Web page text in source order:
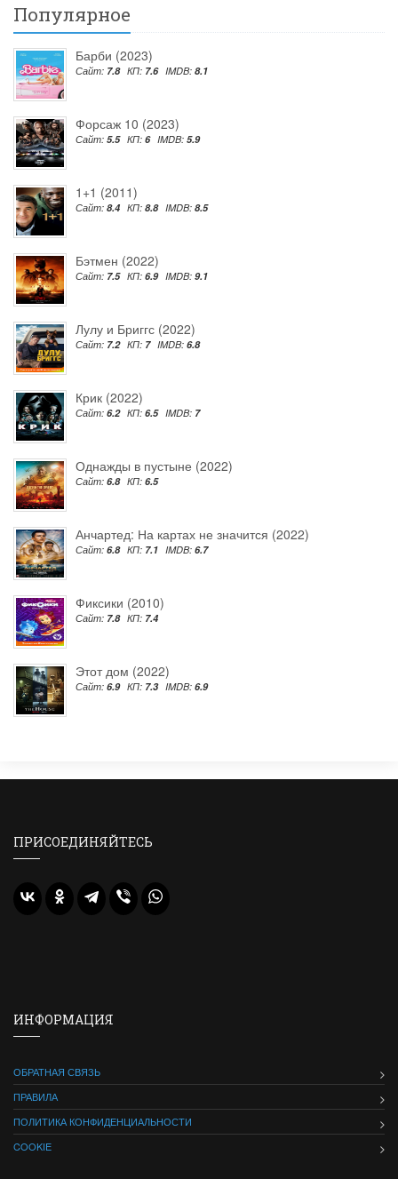
Популярное
Барби (2023)
Сайт: 7.8 КП: 7.6 IMDB: 8.1
Форсаж 10 (2023)
Сайт: 5.5 КП: 6 IMDB: 5.9
1+1 (2011)
Сайт: 8.4 КП: 8.8 IMDB: 8.5
Бэтмен (2022)
Сайт: 7.5 КП: 6.9 IMDB: 9.1
Лулу и Бриггс (2022)
Сайт: 7.2 КП: 7 IMDB: 6.8
Крик (2022)
Сайт: 6.2 КП: 6.5 IMDB: 7
Однажды в пустыне (2022)
Сайт: 6.8 КП: 6.5
Анчартед: На картах не значится (2022)
Сайт: 6.8 КП: 7.1 IMDB: 6.7
Фиксики (2010)
Сайт: 7.8 КП: 7.4
Этот дом (2022)
Сайт: 6.9 КП: 7.3 IMDB: 6.9
ПРИСОЕДИНЯЙТЕСЬ
ИНФОРМАЦИЯ
ОБРАТНАЯ СВЯЗЬ
ПРАВИЛА
ПОЛИТИКА КОНФИДЕНЦИАЛЬНОСТИ
COOKIE